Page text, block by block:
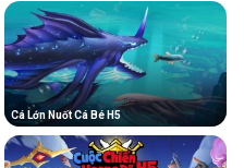
Cá Lớn Nuốt Cá Bé H5